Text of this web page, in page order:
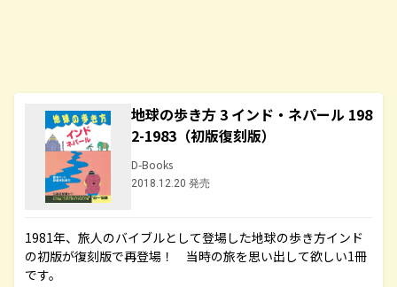
地球の歩き方 3 インド・ネパール 198
2-1983（初版復刻版）
D-Books
2018.12.20 発売
1981年、旅人のバイブルとして登場した地球の歩き方インド
の初版が復刻版で再登場！ 当時の旅を思い出して欲しい1冊
です。